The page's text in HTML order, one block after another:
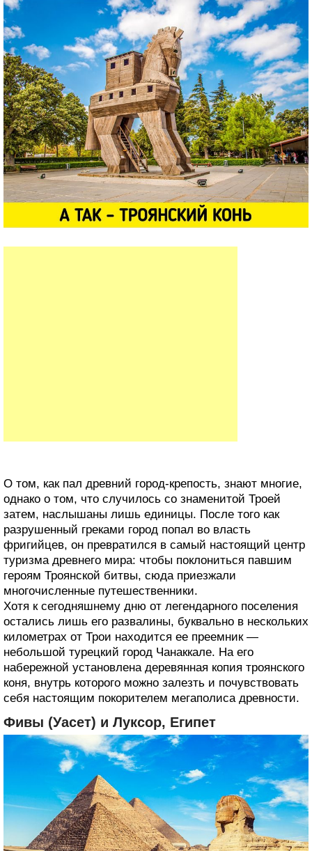
О том, как пал древний город-крепость, знают многие,
однако о том, что случилось со знаменитой Троей
затем, наслышаны лишь единицы. После того как
разрушенный греками город попал во власть
фригийцев, он превратился в самый настоящий центр
туризма древнего мира: чтобы поклониться павшим
героям Троянской битвы, сюда приезжали
многочисленные путешественники.
Хотя к сегодняшнему дню от легендарного поселения
остались лишь его развалины, буквально в нескольких
километрах от Трои находится ее преемник —
небольшой турецкий город Чанаккале. На его
набережной установлена деревянная копия троянского
коня, внутрь которого можно залезть и почувствовать
себя настоящим покорителем мегаполиса древности.
Фивы (Уасет) и Луксор, Египет